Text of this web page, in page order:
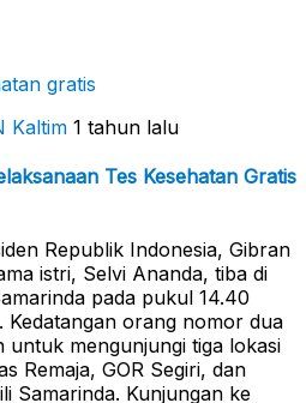
Kaltim 1 tahun lalu
Tes Kesehatan Gratis
Republik Indonesia, Gibran
istri, Selvi Ananda, tiba di
pada pukul 14.40
Kedatangan orang nomor dua
untuk mengunjungi tiga lokasi
Remaja, GOR Segiri, dan
Samarinda. Kunjungan ke